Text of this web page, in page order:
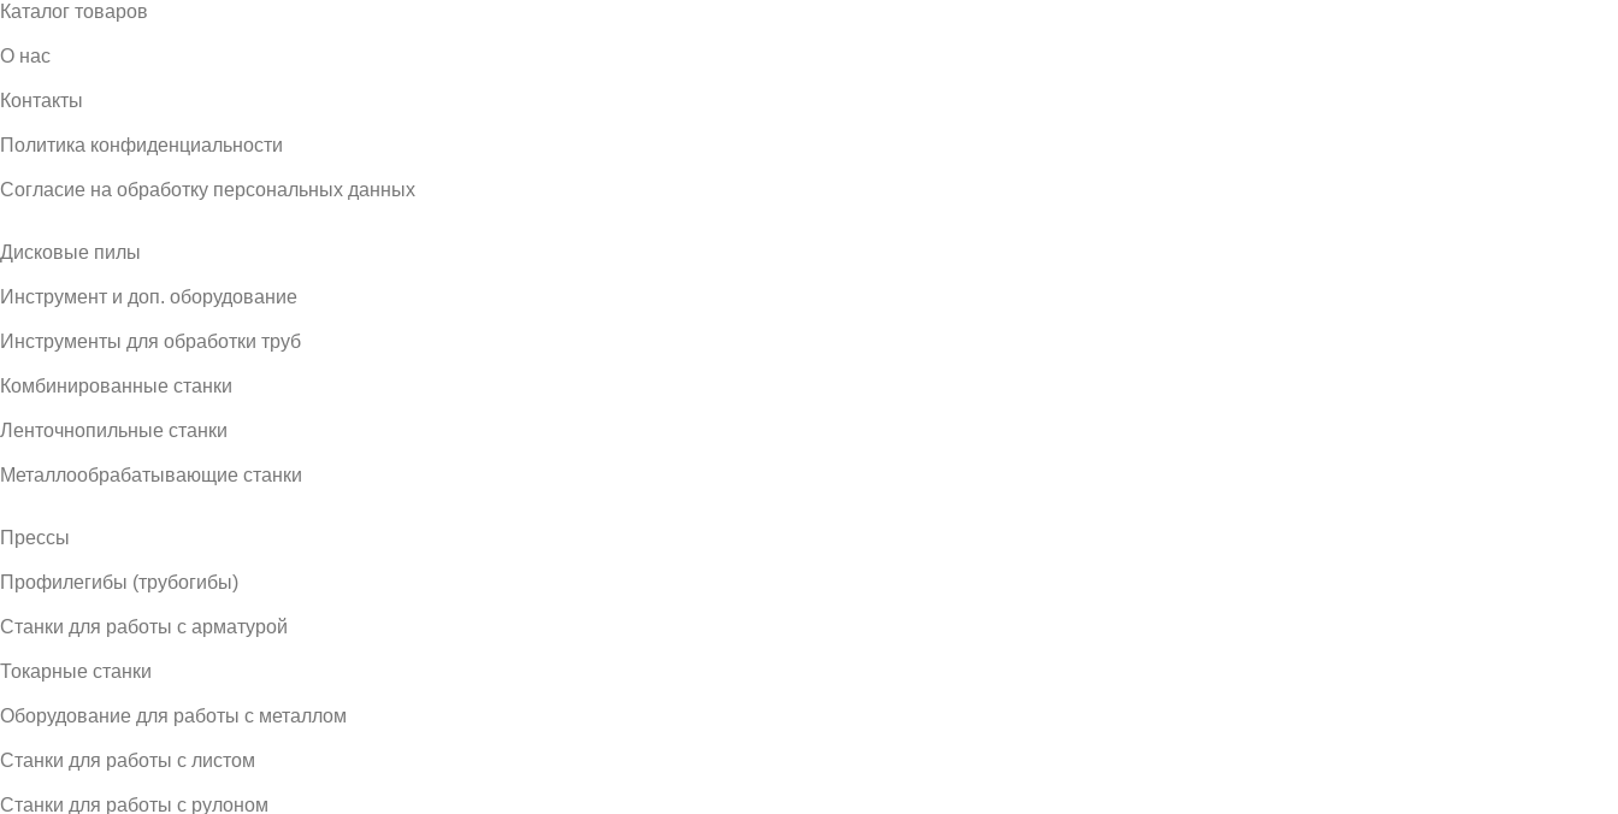
Каталог товаров
О нас
Контакты
Политика конфиденциальности
Согласие на обработку персональных данных
Дисковые пилы
Инструмент и доп. оборудование
Инструменты для обработки труб
Комбинированные станки
Ленточнопильные станки
Металлообрабатывающие станки
Прессы
Профилегибы (трубогибы)
Станки для работы с арматурой
Токарные станки
Оборудование для работы с металлом
Станки для работы с листом
Станки для работы с рулоном